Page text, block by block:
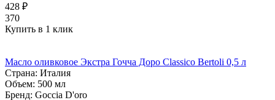
428 ₽
370
Купить в 1 клик
Масло оливковое Экстра Гочча Доро Classico Bertoli 0,5 л
Страна: Италия
Объем: 500 мл
Бренд: Goccia D'oro